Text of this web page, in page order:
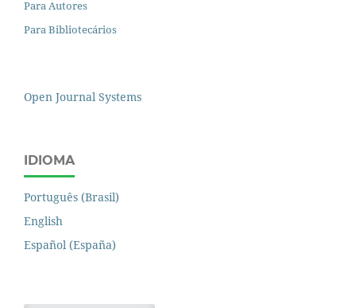
Para Autores
Para Bibliotecários
Open Journal Systems
IDIOMA
Português (Brasil)
English
Español (España)